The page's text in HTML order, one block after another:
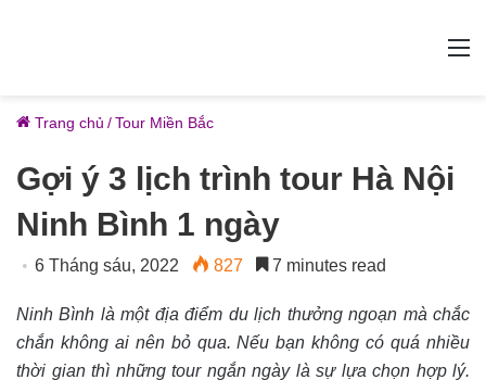
Trang chủ /Tour Miền Bắc
Gợi ý 3 lịch trình tour Hà Nội
Ninh Bình 1 ngày
6 Tháng sáu, 2022 827 7 minutes read
Ninh Bình là một địa điểm du lịch thưởng ngoạn mà chắc
chắn không ai nên bỏ qua. Nếu bạn không có quá nhiều
thời gian thì những tour ngắn ngày là sự lựa chọn hợp lý.